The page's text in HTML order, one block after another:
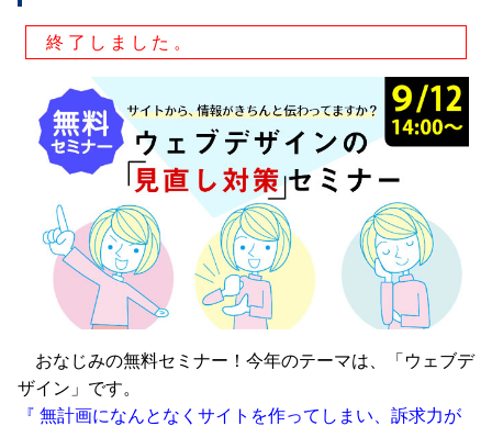
終了しました。
おなじみの無料セミナー！今年のテーマは、「ウェブデ
ザイン」です。
『 無計画になんとなくサイトを作ってしまい、訴求力が